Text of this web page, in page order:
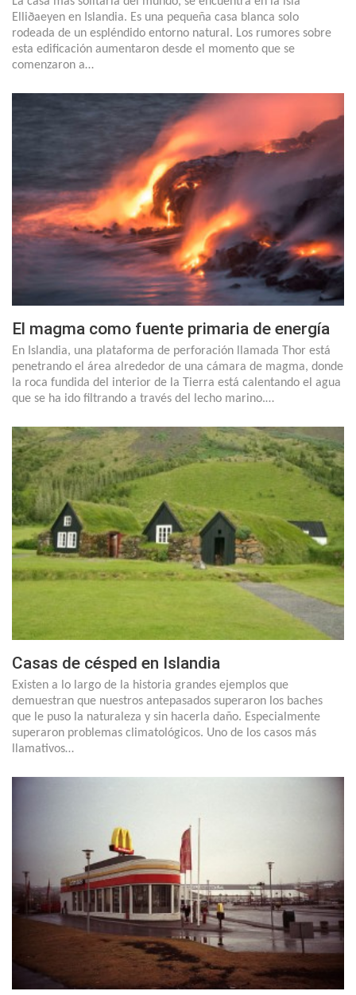
Elliðaeyen en Islandia. Es una pequeña casa blanca solo
rodeada de un espléndido entorno natural. Los rumores sobre
esta edificación aumentaron desde el momento que se
comenzaron a…
El magma como fuente primaria de energía
En Islandia, una plataforma de perforación llamada Thor está
penetrando el área alrededor de una cámara de magma, donde
la roca fundida del interior de la Tierra está calentando el agua
que se ha ido filtrando a través del lecho marino.…
Casas de césped en Islandia
Existen a lo largo de la historia grandes ejemplos que
demuestran que nuestros antepasados superaron los baches
que le puso la naturaleza y sin hacerla daño. Especialmente
superaron problemas climatológicos. Uno de los casos más
llamativos…